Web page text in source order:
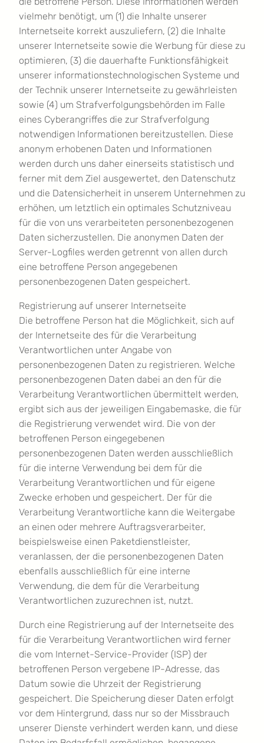
vielmehr benötigt, um (1) die Inhalte unserer
Internetseite korrekt auszuliefern, (2) die Inhalte
unserer Internetseite sowie die Werbung für diese zu
optimieren, (3) die dauerhafte Funktionsfähigkeit
unserer informationstechnologischen Systeme und
der Technik unserer Internetseite zu gewährleisten
sowie (4) um Strafverfolgungsbehörden im Falle
eines Cyberangriffes die zur Strafverfolgung
notwendigen Informationen bereitzustellen. Diese
anonym erhobenen Daten und Informationen
werden durch uns daher einerseits statistisch und
ferner mit dem Ziel ausgewertet, den Datenschutz
und die Datensicherheit in unserem Unternehmen zu
erhöhen, um letztlich ein optimales Schutzniveau
für die von uns verarbeiteten personenbezogenen
Daten sicherzustellen. Die anonymen Daten der
Server-Logfiles werden getrennt von allen durch
eine betroffene Person angegebenen
personenbezogenen Daten gespeichert.
Registrierung auf unserer Internetseite
Die betroffene Person hat die Möglichkeit, sich auf
der Internetseite des für die Verarbeitung
Verantwortlichen unter Angabe von
personenbezogenen Daten zu registrieren. Welche
personenbezogenen Daten dabei an den für die
Verarbeitung Verantwortlichen übermittelt werden,
ergibt sich aus der jeweiligen Eingabemaske, die für
die Registrierung verwendet wird. Die von der
betroffenen Person eingegebenen
personenbezogenen Daten werden ausschließlich
für die interne Verwendung bei dem für die
Verarbeitung Verantwortlichen und für eigene
Zwecke erhoben und gespeichert. Der für die
Verarbeitung Verantwortliche kann die Weitergabe
an einen oder mehrere Auftragsverarbeiter,
beispielsweise einen Paketdienstleister,
veranlassen, der die personenbezogenen Daten
ebenfalls ausschließlich für eine interne
Verwendung, die dem für die Verarbeitung
Verantwortlichen zuzurechnen ist, nutzt.
Durch eine Registrierung auf der Internetseite des
für die Verarbeitung Verantwortlichen wird ferner
die vom Internet-Service-Provider (ISP) der
betroffenen Person vergebene IP-Adresse, das
Datum sowie die Uhrzeit der Registrierung
gespeichert. Die Speicherung dieser Daten erfolgt
vor dem Hintergrund, dass nur so der Missbrauch
unserer Dienste verhindert werden kann, und diese